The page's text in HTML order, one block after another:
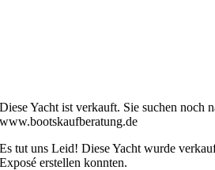
Diese Yacht ist verkauft. Sie suchen noch
www.bootskaufberatung.de
Es tut uns Leid! Diese Yacht wurde
Exposé erstellen konnten.